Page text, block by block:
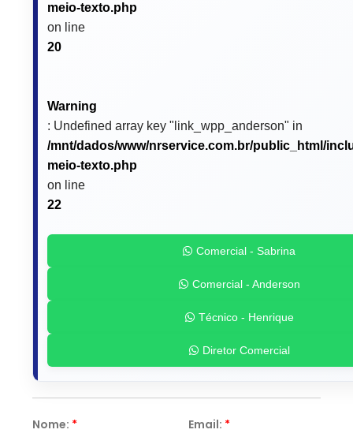
meio-texto.php
on line
20
Warning
: Undefined array key "link_wpp_anderson" in
/mnt/dados/www/nrservice.com.br/public_html/
meio-texto.php
on line
22
Comercial - Sabrina
Comercial - Anderson
Técnico - Henrique
Diretor Comercial
Nome: * Email: *